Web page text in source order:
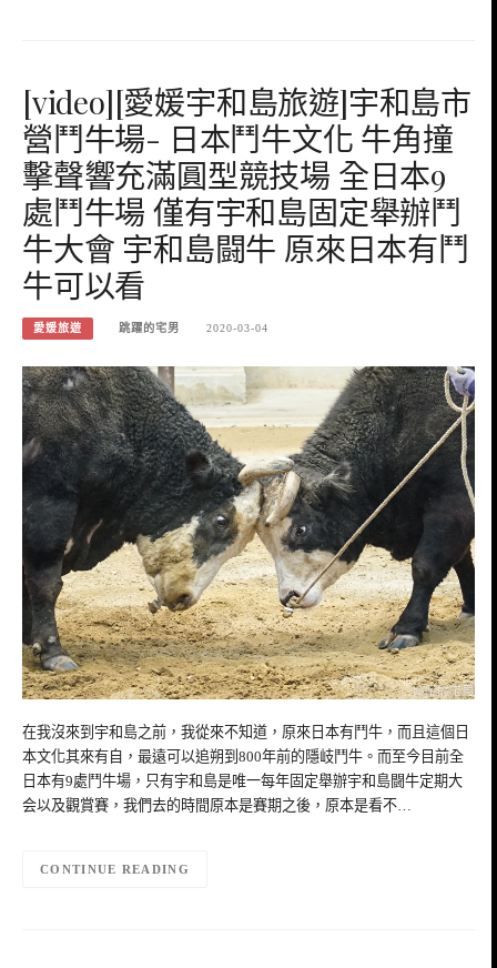
[video][愛媛宇和島旅遊]宇和島市
營鬥牛場- 日本鬥牛文化 牛角撞
擊聲響充滿圓型競技場 全日本9
處鬥牛場 僅有宇和島固定舉辦鬥
牛大會 宇和島闘牛 原來日本有鬥
牛可以看
愛媛旅遊 跳躍的宅男 2020-03-04
在我沒來到宇和島之前，我從來不知道，原來日本有鬥牛，而且這個日
本文化其來有自，最遠可以追朔到800年前的隱岐鬥牛。而至今目前全
日本有9處鬥牛場，只有宇和島是唯一每年固定舉辦宇和島闘牛定期大
会以及觀賞賽，我們去的時間原本是賽期之後，原本是看不…
CONTINUE READING